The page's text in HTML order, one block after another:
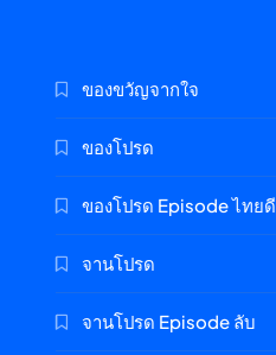
ของขวัญจากใจ
ของโปรด
ของโปรด Episode ไทยดี
จานโปรด
จานโปรด Episode ลับ